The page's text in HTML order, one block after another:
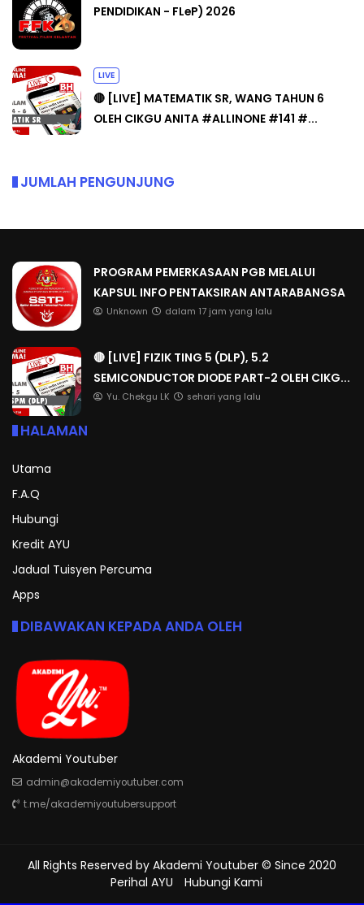
PENDIDIKAN - FLeP) 2026
LIVE
🔴 [LIVE] MATEMATIK SR, WANG TAHUN 6
OLEH CIKGU ANITA #ALLINONE #141 #...
JUMLAH PENGUNJUNG
PROGRAM PEMERKASAAN PGB MELALUI
KAPSUL INFO PENTAKSIRAN ANTARABANGSA
Unknown dalam 17 jam yang lalu
🔴 [LIVE] FIZIK TING 5 (DLP), 5.2
SEMICONDUCTOR DIODE PART-2 OLEH CIKG...
Yu. Chekgu LK sehari yang lalu
HALAMAN
Utama
F.A.Q
Hubungi
Kredit AYU
Jadual Tuisyen Percuma
Apps
DIBAWAKAN KEPADA ANDA OLEH
Akademi Youtuber
admin@akademiyoutuber.com
t.me/akademiyoutubersupport
All Rights Reserved by Akademi Youtuber © Since 2020
Perihal AYU
Hubungi Kami